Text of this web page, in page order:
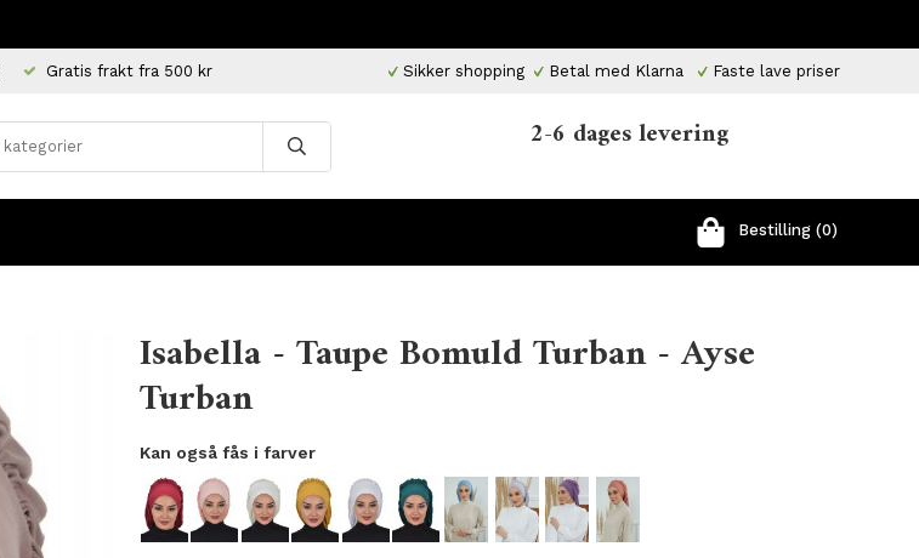
Gratis frakt fra 500 kr Sikker shopping Betal med Klarna Faste lave priser
2-6 dages levering
Bestilling (0)
Isabella - Taupe Bomuld Turban - Ayse
Turban
Kan også fås i farver